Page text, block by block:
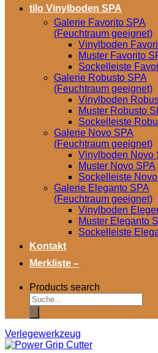
tilo Vinylboden SPA
Galerie Favorito SPA
(Feuchtraum geeignet)
Vinylboden
Muster Favorito
Sockelleiste
Galerie Robusto SPA
(Feuchtraum geeignet)
Vinylboden
Muster Robusto
Sockelleiste
Galerie Novo SPA
(Feuchtraum geeignet)
Vinylboden Novo
Muster Novo SPA
Sockelleiste
Galerie Eleganto SPA
(Feuchtraum geeignet)
Vinylboden
Muster Eleganto
Sockelleiste
Kontakt
Merkliste –
Products search
Verlegewerkzeug